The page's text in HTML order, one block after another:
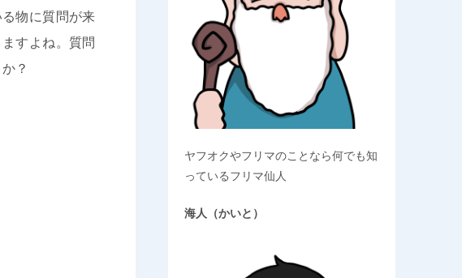
物に質問が来
すよね。質問
？
ヤフオクやフリマのことなら何でも知
っているフリマ仙人
海人（かいと）